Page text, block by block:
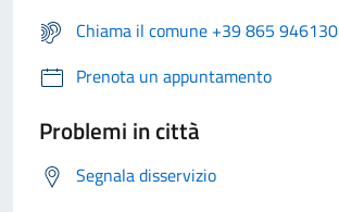
Chiama il comune +39 865 946130
Prenota un appuntamento
Problemi in città
Segnala disservizio